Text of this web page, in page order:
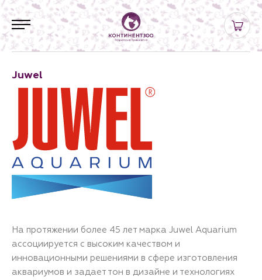
Juwel
На протяжении более 45 лет марка Juwel Aquarium
ассоциируется с высоким качеством и
инновационными решениями в сфере изготовления
аквариумов и задает тон в дизайне и технологиях